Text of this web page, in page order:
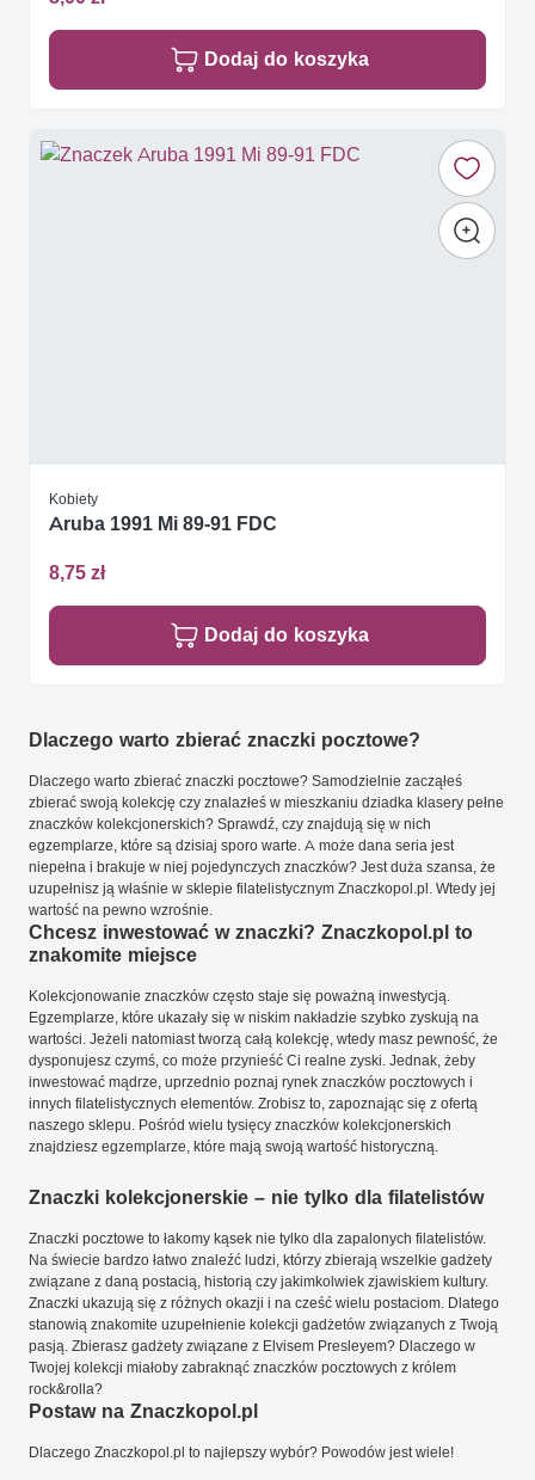
Dodaj do koszyka
Kobiety
Aruba 1991 Mi 89-91 FDC
8,75 zł
Dodaj do koszyka
Dlaczego warto zbierać znaczki pocztowe?
Dlaczego warto zbierać znaczki pocztowe? Samodzielnie zacząłeś
zbierać swoją kolekcję czy znalazłeś w mieszkaniu dziadka klasery pełne
znaczków kolekcjonerskich? Sprawdź, czy znajdują się w nich
egzemplarze, które są dzisiaj sporo warte. A może dana seria jest
niepełna i brakuje w niej pojedynczych znaczków? Jest duża szansa, że
uzupełnisz ją właśnie w sklepie filatelistycznym Znaczkopol.pl. Wtedy jej
wartość na pewno wzrośnie.
Chcesz inwestować w znaczki? Znaczkopol.pl to
znakomite miejsce
Kolekcjonowanie znaczków często staje się poważną inwestycją.
Egzemplarze, które ukazały się w niskim nakładzie szybko zyskują na
wartości. Jeżeli natomiast tworzą całą kolekcję, wtedy masz pewność, że
dysponujesz czymś, co może przynieść Ci realne zyski. Jednak, żeby
inwestować mądrze, uprzednio poznaj rynek znaczków pocztowych i
innych filatelistycznych elementów. Zrobisz to, zapoznając się z ofertą
naszego sklepu. Pośród wielu tysięcy znaczków kolekcjonerskich
znajdziesz egzemplarze, które mają swoją wartość historyczną.
Znaczki kolekcjonerskie – nie tylko dla filatelistów
Znaczki pocztowe to łakomy kąsek nie tylko dla zapalonych filatelistów.
Na świecie bardzo łatwo znaleźć ludzi, którzy zbierają wszelkie gadżety
związane z daną postacią, historią czy jakimkolwiek zjawiskiem kultury.
Znaczki ukazują się z różnych okazji i na cześć wielu postaciom. Dlatego
stanowią znakomite uzupełnienie kolekcji gadżetów związanych z Twoją
pasją. Zbierasz gadżety związane z Elvisem Presleyem? Dlaczego w
Twojej kolekcji miałoby zabraknąć znaczków pocztowych z królem
rock&rolla?
Postaw na Znaczkopol.pl
Dlaczego Znaczkopol.pl to najlepszy wybór? Powodów jest wiele!